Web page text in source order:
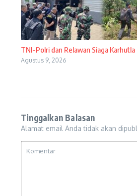
TNI-Polri dan Relawan Siaga Karhutla
Agustus 9, 2026
Tinggalkan Balasan
Alamat email Anda tidak akan